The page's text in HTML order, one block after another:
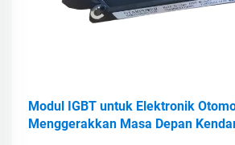
Modul IGBT untuk Elektronik
Menggerakkan Masa Depan